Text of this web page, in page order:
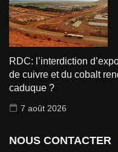
RDC: l’interdiction
de cuivre et du cobalt
caduque ?
7 août 2026
NOUS CONTACTER